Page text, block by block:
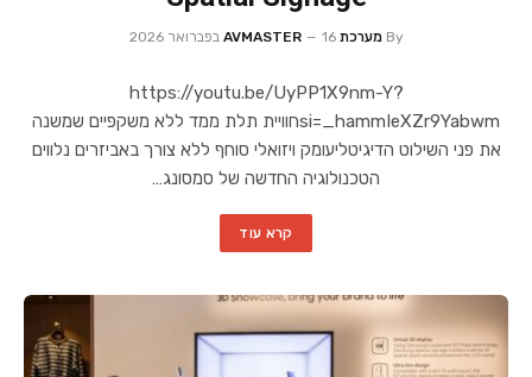
By מערכת AVMASTER16 בפברואר 2026
https://youtu.be/UyPP1X9nm-Y?
si=_hammIeXZr9Yabwmחוויית תלת ממד ללא משקפיים שמשנה
את פני השילוט הדיגיטליעומק ויזואלי סוחף ללא צורך באביזרים נלווים
הטכנולוגיה החדשה של סמסונג…
קרא עוד